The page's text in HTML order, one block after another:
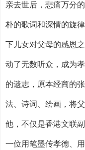
亲去世后，悲痛万分
朴的歌词和深情的旋
下儿女对父母的感恩
动了无数听众，成为
的遗志，原本经商的
法、诗词、绘画，将
他，不仅是香港文联
一位用笔墨传孝德、